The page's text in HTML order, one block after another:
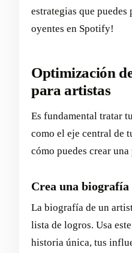
estrategias que
oyentes en Spotify!
Optimización
para artistas
Es fundamental tratar
como el eje central de
cómo puedes crear
Crea una biografía
La biografía de un
lista de logros. Usa
historia única, tus